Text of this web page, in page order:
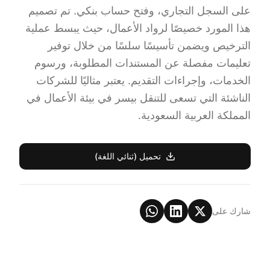
على السجل التجاري، وفتح حساب بنكي. تم تصميم
هذا المورد خصيصًا لرواد الأعمال، حيث يبسط عملية
الترخيص ويضمن تأسيسًا سلسًا من خلال توفير
تعليمات مفصلة عن المستندات المطلوبة، ورسوم
الخدمات، وإجراءات التقديم. يعتبر مثاليًا للشركات
الناشئة التي تسعى للتنقل بيسر في بيئة الأعمال في
المملكة العربية السعودية.
تحميل (ثنائي اللغة)
شارك على